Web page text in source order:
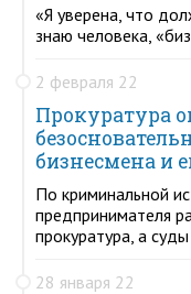
«Я уверена, что
знаю человека,
2 февраля 22
Прокуратура
бизнесмена и
По криминальной
предпринимателя
прокуратура, а
28 января 22